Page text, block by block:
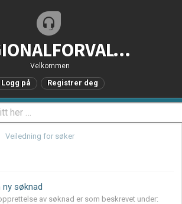
REGIONALFORVALTNING.no - Brukerstøtteportal
Velkommen
Logg på Registrer deg
Veiledning for søker
ny søknad
av søknad er som beskrevet under: